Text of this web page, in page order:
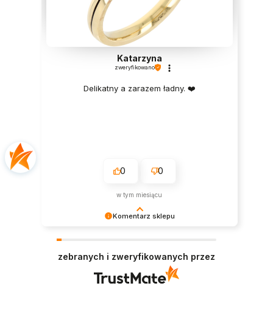
Komentarz sklepu
że jesteśmy na właściwym torze :) Z
pozdrowieniami, obsługa sklepu.
Katarzyna
zweryfikowano
Delikatny a zarazem ładny. ❤️
0 0
w tym miesiącu
zebranych i zweryfikowanych przez